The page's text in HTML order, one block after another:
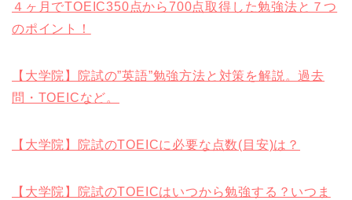
４ヶ月でTOEIC350点から700点取得した勉強法と７つ
のポイント！
【大学院】院試の”英語”勉強方法と対策を解説。過去
問・TOEICなど。
【大学院】院試のTOEICに必要な点数(目安)は？
【大学院】院試のTOEICはいつから勉強する？いつま